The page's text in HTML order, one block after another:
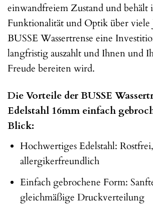
einwandfreiem Zustand und behält
Funktionalität und Optik über viele
BUSSE Wassertrense eine
langfristig auszahlt und Ihnen und
Freude bereiten wird.
Die Vorteile der BUSSE
Edelstahl 16mm einfach
Blick:
Hochwertiges Edelstahl:
allergikerfreundlich
Einfach gebrochene Form:
gleichmäßige Druckverteilung